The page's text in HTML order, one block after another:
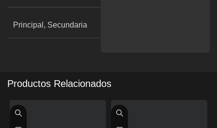
Principal, Secundaria
Productos Relacionados